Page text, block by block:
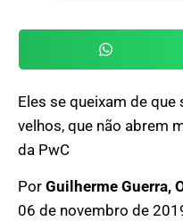
Eles se queixam de
velhos, que não abrem
da PwC
Por Guilherme Guerra,
06 de novembro de